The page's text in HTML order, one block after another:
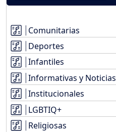
Comunitarias
Deportes
Infantiles
Informativas y Noticias
Institucionales
LGBTIQ+
Religiosas